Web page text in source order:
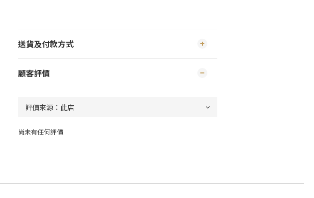
送貨及付款方式
顧客評價
尚未有任何評價